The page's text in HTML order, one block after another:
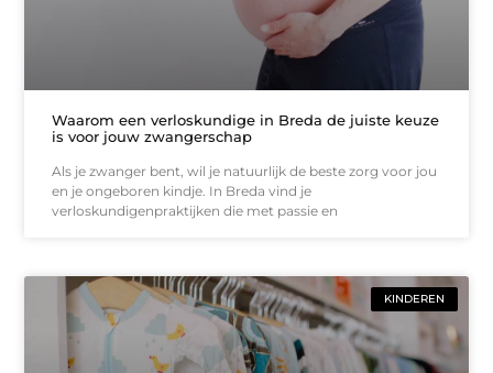
Waarom een verloskundige in Breda de juiste keuze
is voor jouw zwangerschap
Als je zwanger bent, wil je natuurlijk de beste zorg voor jou
en je ongeboren kindje. In Breda vind je
verloskundigenpraktijken die met passie en
KINDEREN